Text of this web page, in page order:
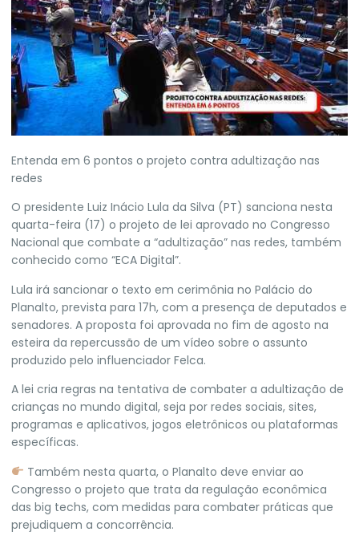
Entenda em 6 pontos o projeto contra adultização nas
redes
O presidente Luiz Inácio Lula da Silva (PT) sanciona nesta
quarta-feira (17) o projeto de lei aprovado no Congresso
Nacional que combate a “adultização” nas redes, também
conhecido como “ECA Digital”.
Lula irá sancionar o texto em cerimônia no Palácio do
Planalto, prevista para 17h, com a presença de deputados e
senadores. A proposta foi aprovada no fim de agosto na
esteira da repercussão de um vídeo sobre o assunto
produzido pelo influenciador Felca.
A lei cria regras na tentativa de combater a adultização de
crianças no mundo digital, seja por redes sociais, sites,
programas e aplicativos, jogos eletrônicos ou plataformas
específicas.
Também nesta quarta, o Planalto deve enviar ao
Congresso o projeto que trata da regulação econômica
das big techs, com medidas para combater práticas que
prejudiquem a concorrência.